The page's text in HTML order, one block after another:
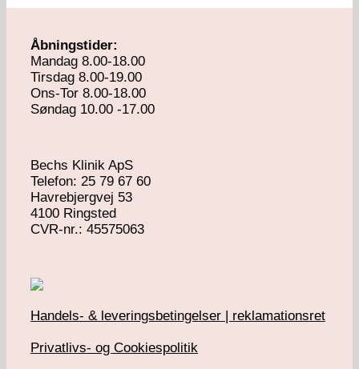
Åbningstider:
Mandag 8.00-18.00
Tirsdag 8.00-19.00
Ons-Tor 8.00-18.00
Søndag 10.00 -17.00
Bechs Klinik ApS
Telefon: 25 79 67 60
Havrebjergvej 53
4100 Ringsted
​CVR-nr.: 45575063
Handels- & leveringsbetingelser | reklamationsret
Privatlivs- og Cookiespolitik